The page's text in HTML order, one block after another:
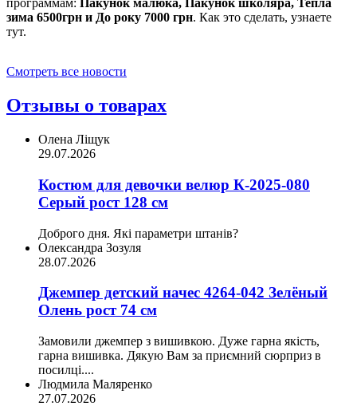
программам:
Пакунок малюка, Пакунок школяра, Тепла
зима 6500грн и До року 7000 грн. Как это сделать, узнаете
тут.
Смотреть все новости
Отзывы о товарах
Олена Ліщук
29.07.2026
Костюм для девочки велюр К-2025-080
Серый рост 128 см
Доброго дня. Які параметри штанів?
Олександра Зозуля
28.07.2026
Джемпер детский начес 4264-042 Зелёный
Олень рост 74 см
Замовили джемпер з вишивкою. Дуже гарна якість,
гарна вишивка. Дякую Вам за приємний сюрприз в
посилці....
Людмила Маляренко
27.07.2026